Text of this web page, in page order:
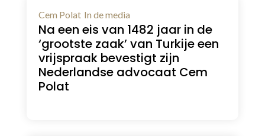
Cem Polat In de media
Na een eis van 1482 jaar in de
‘grootste zaak’ van Turkije een
vrijspraak bevestigt zijn
Nederlandse advocaat Cem
Polat